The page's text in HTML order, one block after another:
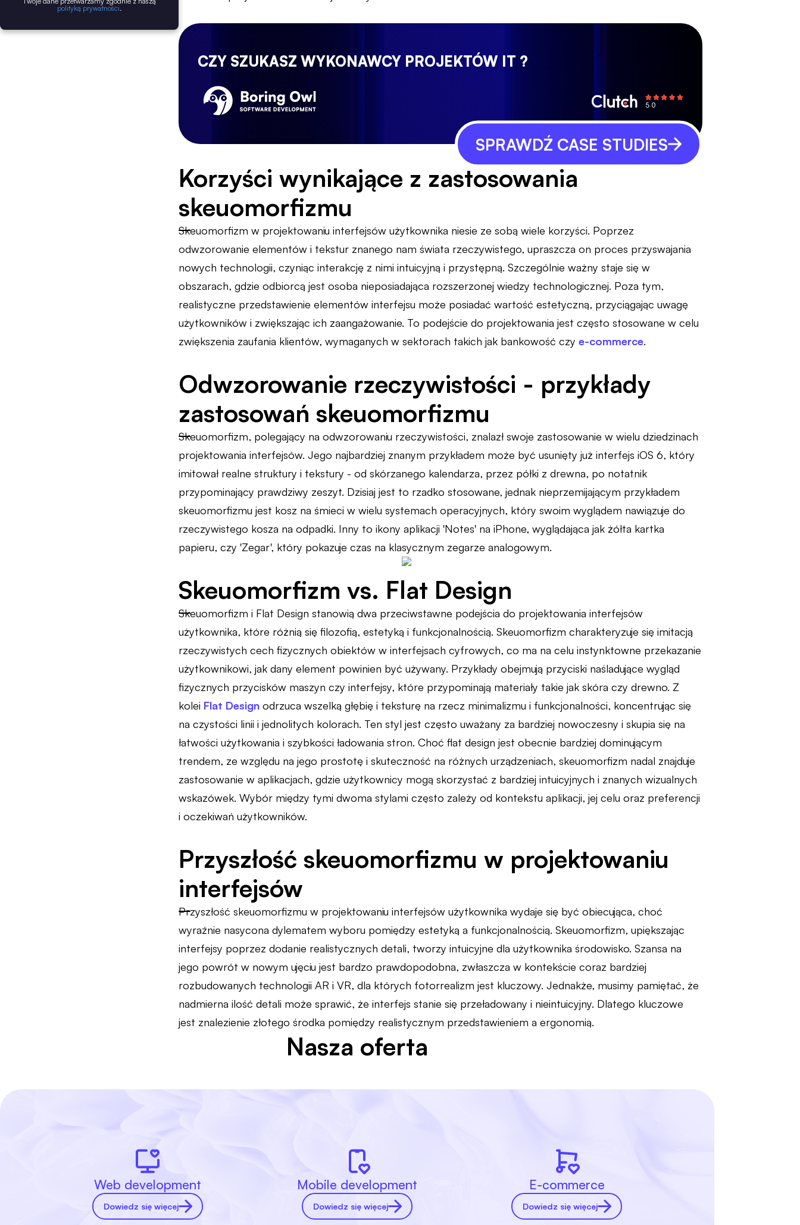
polityką prywatności
CZY SZUKASZ WYKONAWCY PROJEKTÓW IT ?
SPRAWDŹ CASE STUDIES
Korzyści wynikające z zastosowania
skeuomorfizmu
Skeuomorfizm w projektowaniu interfejsów użytkownika niesie ze sobą wiele korzyści. Poprzez
odwzorowanie elementów i tekstur znanego nam świata rzeczywistego, upraszcza on proces przyswajania
nowych technologii, czyniąc interakcję z nimi intuicyjną i przystępną. Szczególnie ważny staje się w
obszarach, gdzie odbiorcą jest osoba nieposiadająca rozszerzonej wiedzy technologicznej. Poza tym,
realistyczne przedstawienie elementów interfejsu może posiadać wartość estetyczną, przyciągając uwagę
użytkowników i zwiększając ich zaangażowanie. To podejście do projektowania jest często stosowane w celu
zwiększenia zaufania klientów, wymaganych w sektorach takich jak bankowość czy e-commerce.
Odwzorowanie rzeczywistości - przykłady
zastosowań skeuomorfizmu
Skeuomorfizm, polegający na odwzorowaniu rzeczywistości, znalazł swoje zastosowanie w wielu dziedzinach
projektowania interfejsów. Jego najbardziej znanym przykładem może być usunięty już interfejs iOS 6, który
imitował realne struktury i tekstury - od skórzanego kalendarza, przez półki z drewna, po notatnik
przypominający prawdziwy zeszyt. Dzisiaj jest to rzadko stosowane, jednak nieprzemijającym przykładem
skeuomorfizmu jest kosz na śmieci w wielu systemach operacyjnych, który swoim wyglądem nawiązuje do
rzeczywistego kosza na odpadki. Inny to ikony aplikacji 'Notes' na iPhone, wyglądająca jak żółta kartka
papieru, czy 'Zegar', który pokazuje czas na klasycznym zegarze analogowym.
Skeuomorfizm vs. Flat Design
Skeuomorfizm i Flat Design stanowią dwa przeciwstawne podejścia do projektowania interfejsów
użytkownika, które różnią się filozofią, estetyką i funkcjonalnością. Skeuomorfizm charakteryzuje się imitacją
rzeczywistych cech fizycznych obiektów w interfejsach cyfrowych, co ma na celu instynktowne przekazanie
użytkownikowi, jak dany element powinien być używany. Przykłady obejmują przyciski naśladujące wygląd
fizycznych przycisków maszyn czy interfejsy, które przypominają materiały takie jak skóra czy drewno. Z
kolei Flat Design odrzuca wszelką głębię i teksturę na rzecz minimalizmu i funkcjonalności, koncentrując się
na czystości linii i jednolitych kolorach. Ten styl jest często uważany za bardziej nowoczesny i skupia się na
łatwości użytkowania i szybkości ładowania stron. Choć flat design jest obecnie bardziej dominującym
trendem, ze względu na jego prostotę i skuteczność na różnych urządzeniach, skeuomorfizm nadal znajduje
zastosowanie w aplikacjach, gdzie użytkownicy mogą skorzystać z bardziej intuicyjnych i znanych wizualnych
wskazówek. Wybór między tymi dwoma stylami często zależy od kontekstu aplikacji, jej celu oraz preferencji
i oczekiwań użytkowników.
Przyszłość skeuomorfizmu w projektowaniu
interfejsów
Przyszłość skeuomorfizmu w projektowaniu interfejsów użytkownika wydaje się być obiecująca, choć
wyraźnie nasycona dylematem wyboru pomiędzy estetyką a funkcjonalnością. Skeuomorfizm, upiększając
interfejsy poprzez dodanie realistycznych detali, tworzy intuicyjne dla użytkownika środowisko. Szansa na
jego powrót w nowym ujęciu jest bardzo prawdopodobna, zwłaszcza w kontekście coraz bardziej
rozbudowanych technologii AR i VR, dla których fotorrealizm jest kluczowy. Jednakże, musimy pamiętać, że
nadmierna ilość detali może sprawić, że interfejs stanie się przeładowany i nieintuicyjny. Dlatego kluczowe
jest znalezienie złotego środka pomiędzy realistycznym przedstawieniem a ergonomią.
Nasza oferta
Web development
Dowiedz się więcej
Mobile development
Dowiedz się więcej
E-commerce
Dowiedz się więcej